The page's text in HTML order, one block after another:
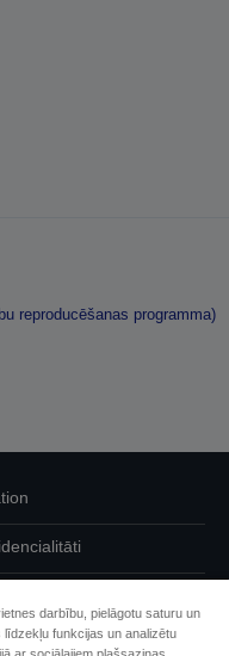
reproducēšanas programma)
datiem
darbību, pielāgotu saturu un
funkcijas un analizētu